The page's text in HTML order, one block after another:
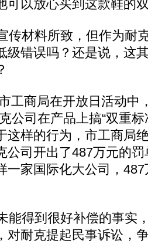
以放心买到这款鞋的
材料所致，但作为耐
级错误吗？还是说，这
工商局在开放日活动中
公司在产品上搞“双重
这样的行为，市工商局
公司开出了487万元的
一家国际化大公司，
得到很好补偿的事实
对耐克提起民事诉讼，